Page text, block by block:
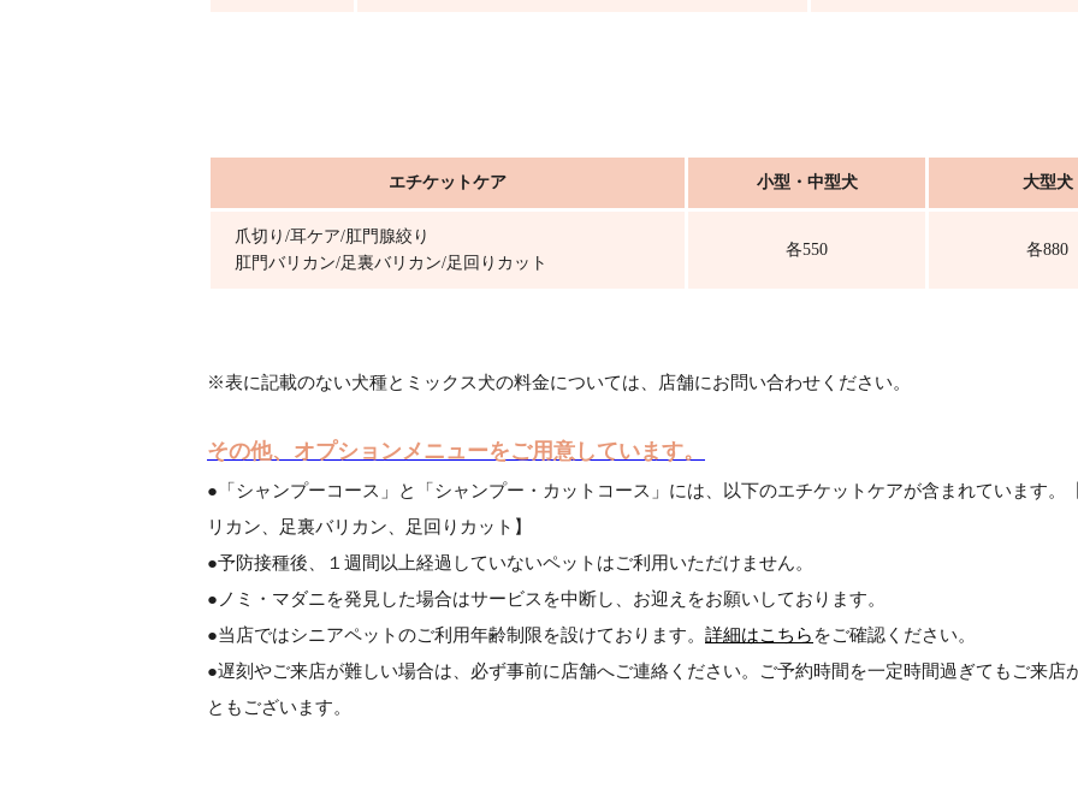
エチケットケア 小型・中型犬 大型犬
爪切り/耳ケア/肛門腺絞り
肛門バリカン/足裏バリカン/足回りカット
各550 各880
※表に記載のない犬種とミックス犬の料金については、店舗にお問い合わせください。
その他、オプションメニューをご用意しています。
●「シャンプーコース」と「シャンプー・カットコース」には、以下のエチケットケアが含まれています。
リカン、足裏バリカン、足回りカット】
●予防接種後、１週間以上経過していないペットはご利用いただけません。
●ノミ・マダニを発見した場合はサービスを中断し、お迎えをお願いしております。
●当店ではシニアペットのご利用年齢制限を設けております。 詳細はこちら をご確認ください。
●遅刻やご来店が難しい場合は、必ず事前に店舗へご連絡ください。ご予約時間を一定時間過ぎてもご来店
ともございます。